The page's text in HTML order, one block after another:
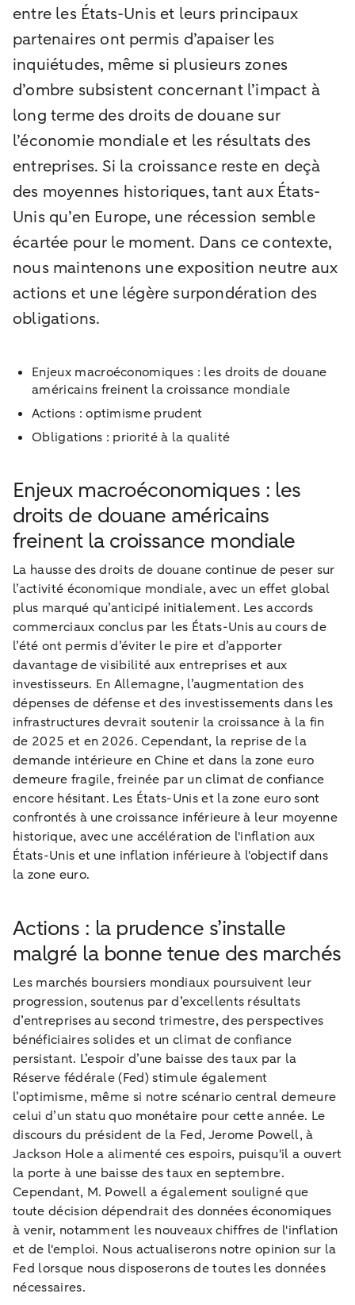
entre les États-Unis et leurs principaux
partenaires ont permis d’apaiser les
inquiétudes, même si plusieurs zones
d’ombre subsistent concernant l’impact à
long terme des droits de douane sur
l’économie mondiale et les résultats des
entreprises. Si la croissance reste en deçà
des moyennes historiques, tant aux États-
Unis qu’en Europe, une récession semble
écartée pour le moment. Dans ce contexte,
nous maintenons une exposition neutre aux
actions et une légère surpondération des
obligations.
Enjeux macroéconomiques : les droits de douane
américains freinent la croissance mondiale
Actions : optimisme prudent
Obligations : priorité à la qualité
Enjeux macroéconomiques : les
droits de douane américains
freinent la croissance mondiale
La hausse des droits de douane continue de peser sur
l’activité économique mondiale, avec un effet global
plus marqué qu’anticipé initialement. Les accords
commerciaux conclus par les États-Unis au cours de
l’été ont permis d’éviter le pire et d’apporter
davantage de visibilité aux entreprises et aux
investisseurs. En Allemagne, l’augmentation des
dépenses de défense et des investissements dans les
infrastructures devrait soutenir la croissance à la fin
de 2025 et en 2026. Cependant, la reprise de la
demande intérieure en Chine et dans la zone euro
demeure fragile, freinée par un climat de confiance
encore hésitant. Les États-Unis et la zone euro sont
confrontés à une croissance inférieure à leur moyenne
historique, avec une accélération de l'inflation aux
États-Unis et une inflation inférieure à l'objectif dans
la zone euro.
Actions : la prudence s’installe
malgré la bonne tenue des marchés
Les marchés boursiers mondiaux poursuivent leur
progression, soutenus par d’excellents résultats
d’entreprises au second trimestre, des perspectives
bénéficiaires solides et un climat de confiance
persistant. L’espoir d’une baisse des taux par la
Réserve fédérale (Fed) stimule également
l’optimisme, même si notre scénario central demeure
celui d’un statu quo monétaire pour cette année. Le
discours du président de la Fed, Jerome Powell, à
Jackson Hole a alimenté ces espoirs, puisqu'il a ouvert
la porte à une baisse des taux en septembre.
Cependant, M. Powell a également souligné que
toute décision dépendrait des données économiques
à venir, notamment les nouveaux chiffres de l'inflation
et de l'emploi. Nous actualiserons notre opinion sur la
Fed lorsque nous disposerons de toutes les données
nécessaires.